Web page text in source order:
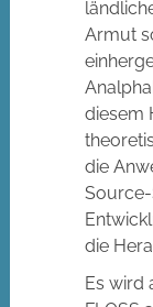
Armut
diesem
die
Source-
die
Es wird